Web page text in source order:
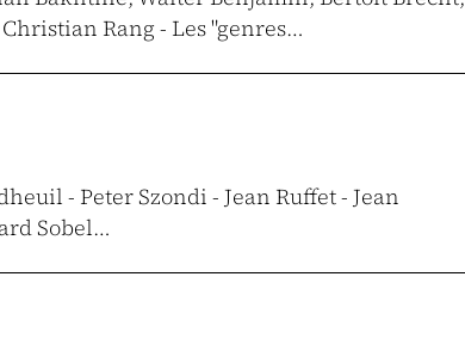
Rang - Les "genres…
- Peter Szondi - Jean Ruffet - Jean
Sobel…